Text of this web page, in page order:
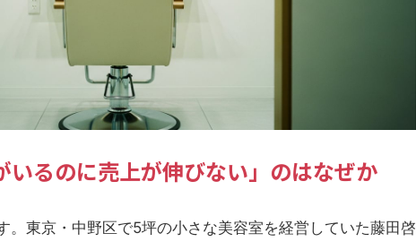
いるのに売上が伸びない」のはなぜか
。東京・中野区で5坪の小さな美容室を経営していた藤田啓